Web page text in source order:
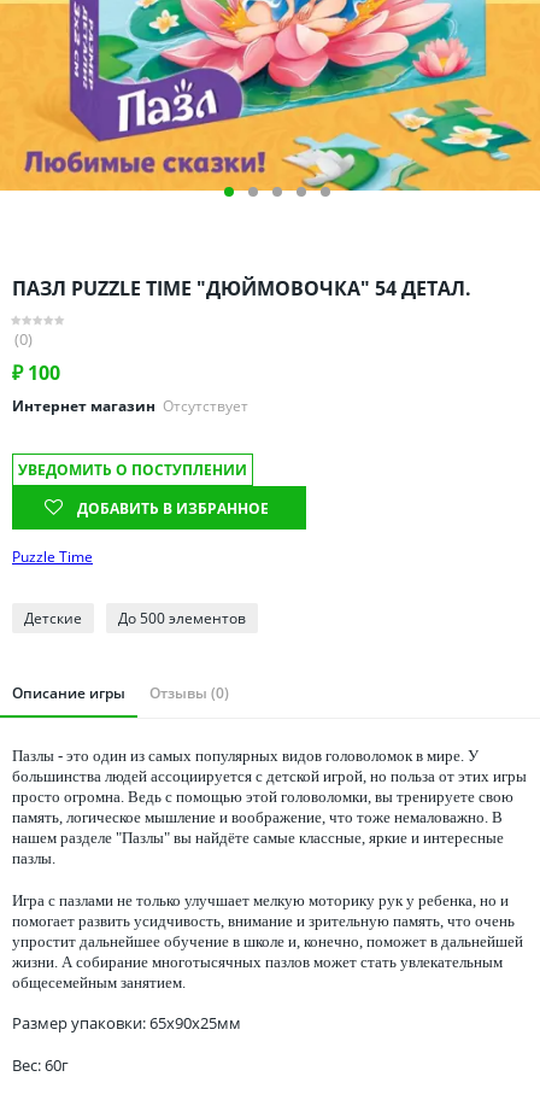
Оренбургская область
Пензенская область
Пермский край
Ростовская область
Саратовская область
Свердловская область
Смоленская область
Ставропольский край
Татарстан
Тверская область
Удмуртия
ПАЗЛ PUZZLE TIME "ДЮЙМОВОЧКА" 54 ДЕТАЛ.
(0)
₽ 100
Интернет магазин Отсутствует
УВЕДОМИТЬ О ПОСТУПЛЕНИИ
ДОБАВИТЬ В ИЗБРАННОЕ
Puzzle Time
Детcкие До 500 элементов
Описание игры Отзывы (0)
Пазлы - это один из самых популярных видов головоломок в мире. У
большинства людей ассоциируется с детской игрой, но польза от этих игры
просто огромна. Ведь с помощью этой головоломки, вы тренируете свою
память, логическое мышление и воображение, что тоже немаловажно. В
нашем разделе "Пазлы" вы найдёте самые классные, яркие и интересные
пазлы.
Игра с пазлами не только улучшает мелкую моторику рук у ребенка, но и
помогает развить усидчивость, внимание и зрительную память, что очень
упростит дальнейшее обучение в школе и, конечно, поможет в дальнейшей
жизни. А собирание многотысячных пазлов может стать увлекательным
общесемейным занятием.
Размер упаковки: 65x90x25мм
Вес: 60г